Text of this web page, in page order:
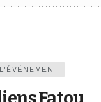
L'ÉVÉNEMENT